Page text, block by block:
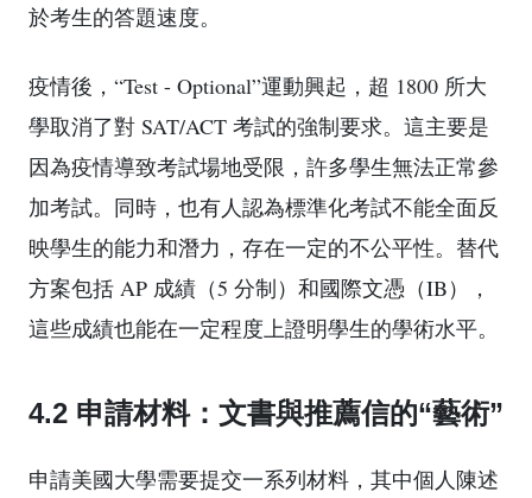
於考生的答題速度。
疫情後，“Test - Optional”運動興起，超 1800 所大
學取消了對 SAT/ACT 考試的強制要求。這主要是
因為疫情導致考試場地受限，許多學生無法正常參
加考試。同時，也有人認為標準化考試不能全面反
映學生的能力和潛力，存在一定的不公平性。替代
方案包括 AP 成績（5 分制）和國際文憑（IB），
這些成績也能在一定程度上證明學生的學術水平。
4.2 申請材料：文書與推薦信的“藝術”
申請美國大學需要提交一系列材料，其中個人陳述